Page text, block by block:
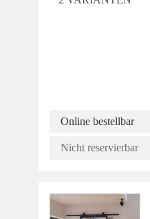
Online bestellbar
Nicht reservierbar